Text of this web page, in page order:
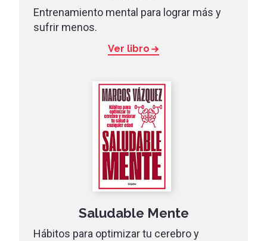
Entrenamiento mental para lograr más y
sufrir menos.
Ver libro
Saludable Mente
Hábitos para optimizar tu cerebro y